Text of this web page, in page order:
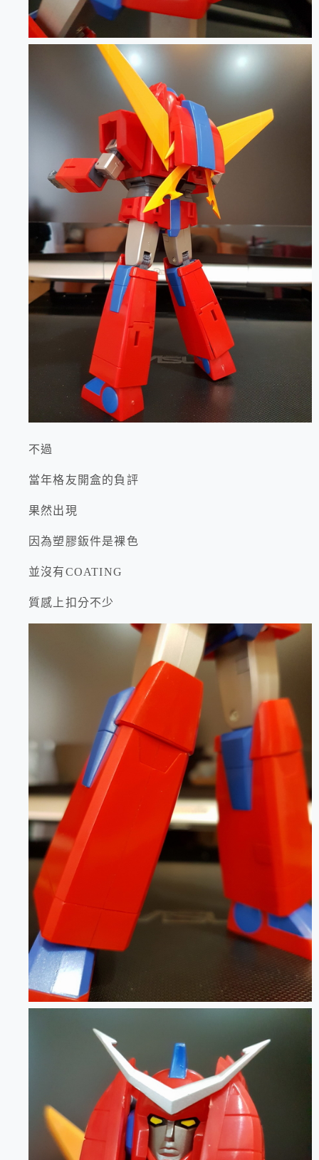
不過
當年格友開盒的負評
果然出現
因為塑膠鈑件是裸色
並沒有COATING
質感上扣分不少